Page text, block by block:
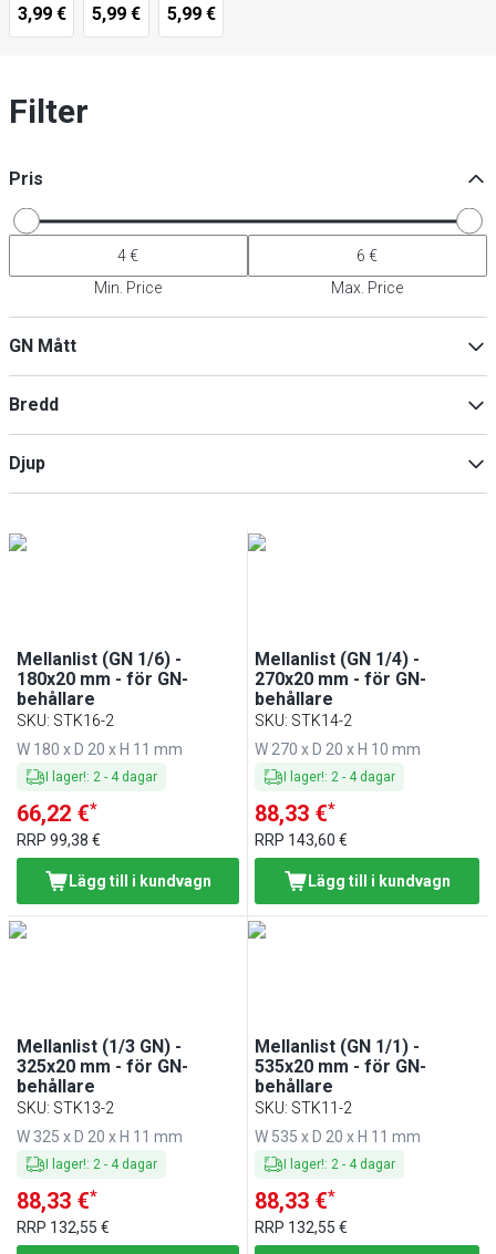
mm
3,99 €
mm
5,99 € 5,99 €
Filter
Pris
Min. Price Max. Price
GN Mått
1/4
Bredd
Djup
Mellanlist (GN 1/6) -
180x20 mm - för GN-
behållare
SKU: STK16-2
W 180 x D 20 x H 11 mm
I lager!: 2- 4 dagar
66,22 €*
RRP 99,38 €
Lägg till i kundvagn
Mellanlist (GN 1/4) -
270x20 mm - för GN-
behållare
SKU: STK14-2
W 270 x D 20 x H 10 mm
I lager!: 2 - 4 dagar
88,33 €*
RRP 143,60 €
Lägg till i kundvagn
Mellanlist (1/3 GN) -
325x20 mm - för GN-
behållare
SKU: STK13-2
W 325 x D 20 x H 11 mm
I lager!: 2- 4 dagar
88,33 €*
RRP 132,55 €
Mellanlist (GN 1/1) -
535x20 mm - för GN-
behållare
SKU: STK11-2
W 535 x D 20 x H 11 mm
I lager!: 2 - 4 dagar
88,33 €*
RRP 132,55 €